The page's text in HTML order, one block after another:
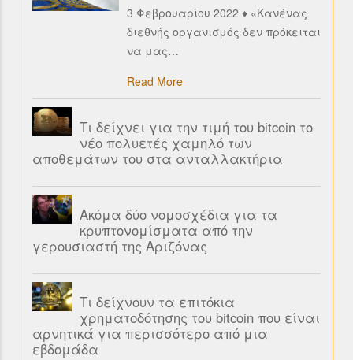
3 Φεβρουαρίου 2022 ♦ «Κανένας
διεθνής οργανισμός δεν πρόκειται
να μας…
Read More
Τι δείχνει για την τιμή του bitcoin το
νέο πολυετές χαμηλό των
αποθεμάτων του στα ανταλλακτήρια
Ακόμα δύο νομοσχέδια για τα
κρυπτονομίσματα από την
γερουσιαστή της Αριζόνας
Τι δείχνουν τα επιτόκια
χρηματοδότησης του bitcoin που είναι
αρνητικά για περισσότερο από μια
εβδομάδα